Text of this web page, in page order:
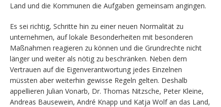
Land und die Kommunen die Aufgaben gemeinsam angingen.
Es sei richtig, Schritte hin zu einer neuen Normalität zu
unternehmen, auf lokale Besonderheiten mit besonderen
Maßnahmen reagieren zu können und die Grundrechte nicht
länger und weiter als nötig zu beschränken. Neben dem
Vertrauen auf die Eigenverantwortung jedes Einzelnen
müssten aber weiterhin gewisse Regeln gelten. Deshalb
appellieren Julian Vonarb, Dr. Thomas Nitzsche, Peter Kleine,
Andreas Bausewein, André Knapp und Katja Wolf an das Land,